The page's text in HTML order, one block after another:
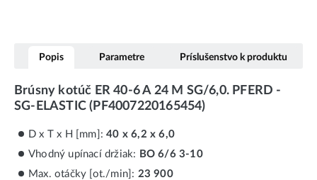
Popis Parametre Príslušenstvo k produktu
Brúsny kotúč ER 40-6 A 24 M SG/6,0. PFERD -
SG-ELASTIC (PF4007220165454)
D x T x H [mm]:40 x 6,2 x 6,0
Vhodný upínací držiak: BO 6/6 3-10
Max. otáčky [ot./min]: 23 900